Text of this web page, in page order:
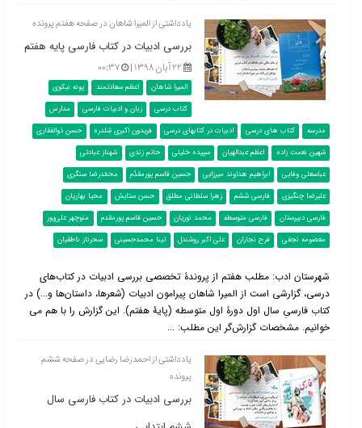
یادداشتی از المیرا شاهان در صفحه هفتم پرونده
بررسی ادبیات در کتاب فارسی پایه هفتم
۲۲ آبان ۱۳۹۸ | ۰۰:۳۷
المیرا شاهان اعظم سعادتمند
پونه نیکوی
کتاب درسی
زبان و ادبیات فارسی
مدارس
مدرسه
کتاب های درسی ادبیات در کتابهای درسی فریدون اکبری شِلدره
حسن ذوالفقاری
شهین نعمت زاده
اعظم عبدالهیان سپیده خلیلی حاتم زندی
شهناز عبادتی
عباسعلی وفایی
ابراهیم هداوند میرزایی حسین قاسم پورمقدّم
محمّدرضا سنگری
علیرضا چنگیزی
فارسی ششم زهرا سلطانی مطلق حسن ستایش
محیا بهاریان
فارسی دبیرستان
فارسی متوسطه محمد نوریان حسین قاسم پورمقدم
منوچهر علی‌پور
معصومه نجفی
فرح نجاران علی اکبر روشندل تینا محمدحسینی سحرناز ناطقیان
شهرستان ادب: مطلب هفتم از پروندۀ تخصصی بررسی ادبیات در کتاب‌‌های
درسی، گزارشی است از المیرا شاهان پیرامون ادبیات (شعرها، داستان‌ها و...) در
کتاب فارسیِ سال اول دورۀ اول متوسطه (پایۀ هفتم). این گزارش را با هم می
خوانیم. مشخصات گزارش‌گر این مطلب: ...
یادداشتی از احمدرضا رضایی در صفحه ششم
پرونده
بررسی ادبیات در کتاب فارسی سال